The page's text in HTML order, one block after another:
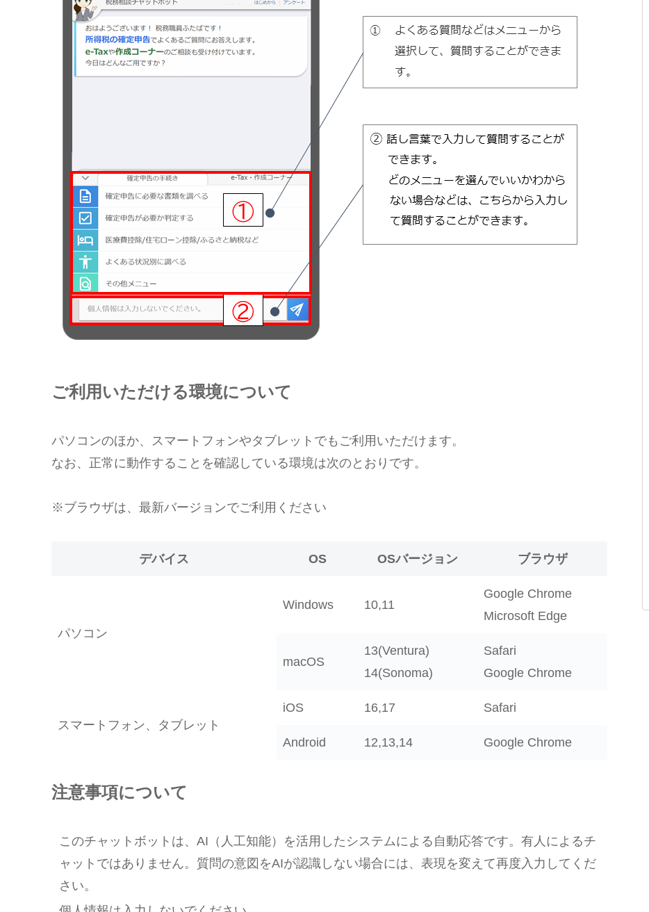
ご利用いただける環境について
パソコンのほか、スマートフォンやタブレットでもご利用いただけます。
なお、正常に動作することを確認している環境は次のとおりです。
※ブラウザは、最新バージョンでご利用ください
デバイス OS OSバージョン ブラウザ
パソコン
Windows 10,11
Google Chrome
Microsoft Edge
macOS
13(Ventura)
14(Sonoma)
Safari
Google Chrome
スマートフォン、タブレット
iOS 16,17 Safari
Android 12,13,14 Google Chrome
注意事項について
このチャットボットは、AI（人工知能）を活用したシステムによる自動応答です。有人によるチ
ャットではありません。質問の意図をAIが認識しない場合には、表現を変えて再度入力してくだ
さい。